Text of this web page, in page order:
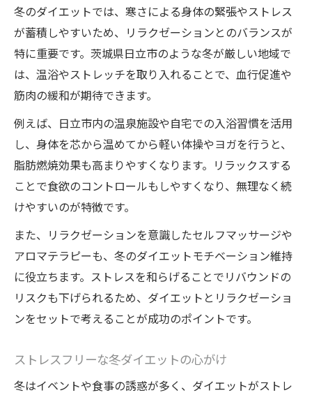
冬のダイエットでは、寒さによる身体の緊張やストレス
が蓄積しやすいため、リラクゼーションとのバランスが
特に重要です。茨城県日立市のような冬が厳しい地域で
は、温浴やストレッチを取り入れることで、血行促進や
筋肉の緩和が期待できます。
例えば、日立市内の温泉施設や自宅での入浴習慣を活用
し、身体を芯から温めてから軽い体操やヨガを行うと、
脂肪燃焼効果も高まりやすくなります。リラックスする
ことで食欲のコントロールもしやすくなり、無理なく続
けやすいのが特徴です。
また、リラクゼーションを意識したセルフマッサージや
アロマテラピーも、冬のダイエットモチベーション維持
に役立ちます。ストレスを和らげることでリバウンドの
リスクも下げられるため、ダイエットとリラクゼーショ
ンをセットで考えることが成功のポイントです。
ストレスフリーな冬ダイエットの心がけ
冬はイベントや食事の誘惑が多く、ダイエットがストレ